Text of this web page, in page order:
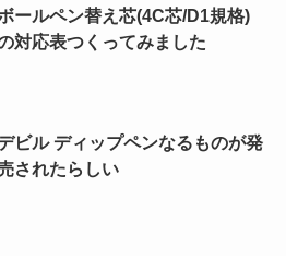
ールペン替え芯(4C芯/D1規格)
対応表つくってみました
ビル ディップペンなるものが発
されたらしい